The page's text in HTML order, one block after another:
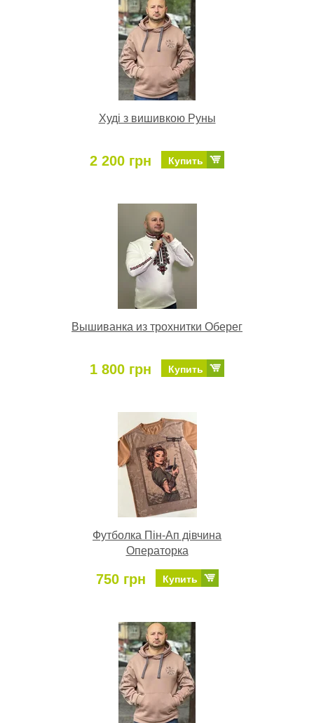
Худі з вишивкою Руны
2 200 грн Купить
Вышиванка из трохнитки Оберег
1 800 грн Купить
Футболка Пін-Ап дівчина
Операторка
750 грн Купить